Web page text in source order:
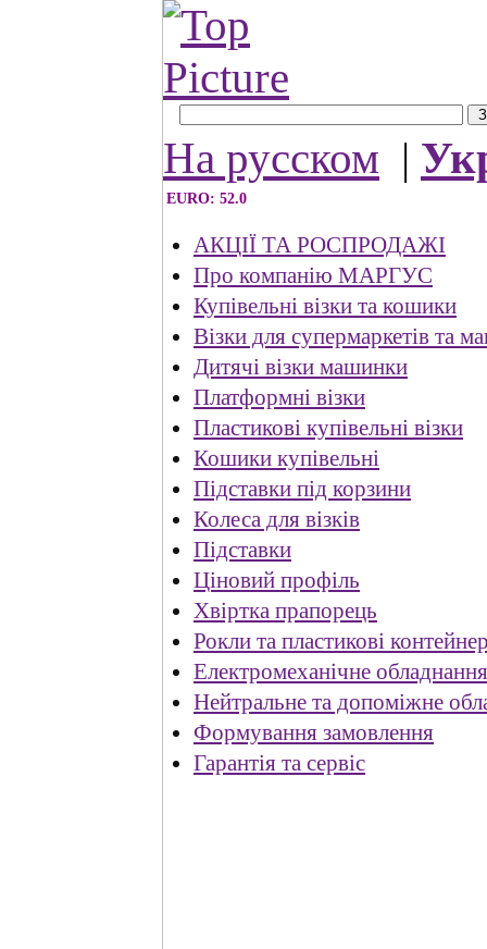
На русском |
EURO: 52.0
АКЦІЇ ТА РОСПРОДАЖІ
Про компанію МАРГУС
Купівельні візки та кошики
Візки для супермаркетів та
Дитячі візки машинки
Платформні візки
Пластикові купівельні візки
Кошики купівельні
Підставки під корзини
Колеса для візків
Підставки
Ціновий профіль
Хвіртка прапорець
Рокли та пластикові
Електромеханічне обладнання
Нейтральне та допоміжне
Формування замовлення
Гарантія та сервіс